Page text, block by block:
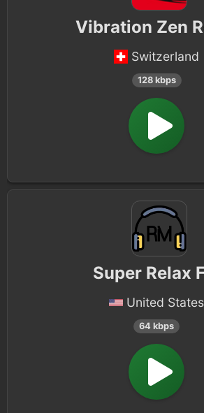
Vibration Zen
Switzerland
128 kbps
Super Relax
United States
64 kbps